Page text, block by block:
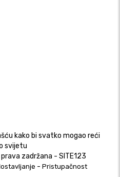
kako bi svatko mogao reći
svijetu
zadržana - SITE123
- Pristupačnost